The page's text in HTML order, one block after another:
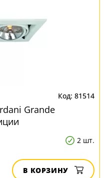
81514
Grande
2 шт.
В КОРЗИНУ